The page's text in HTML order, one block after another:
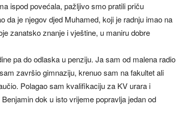
ispod povećala, pažljivo smo pratili priču
da je njegov djed Muhamed, koji je radnju imao na
zanatsko znanje i vještine, u maniru dobre
pa do odlaska u penziju. Ja sam od malena radio
završio gimnaziju, krenuo sam na fakultet ali
Polagao sam kvalifikaciju za KV urara i
dok u isto vrijeme popravlja jedan od